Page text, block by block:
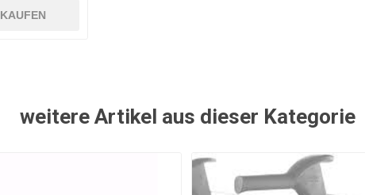
KAUFEN
weitere Artikel aus dieser Kategorie